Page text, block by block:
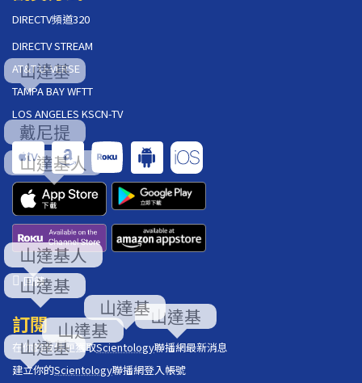
DIRECTV頻道320
DIRECTV STREAM
AT&T U-VERSE
TAMPA BAY WFTT
LOS ANGELES KSCN-TV
回饋
訂閱
在你的收件匣獲取Scientology聯播網最新消息
建立你的Scientology聯播網登入帳號